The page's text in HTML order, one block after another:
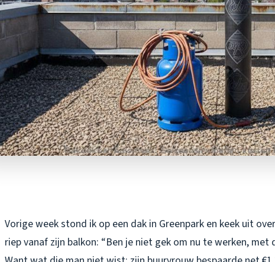
Vorige week stond ik op een dak in Greenpark en keek uit
riep vanaf zijn balkon: “Ben je niet gek om nu te werken,